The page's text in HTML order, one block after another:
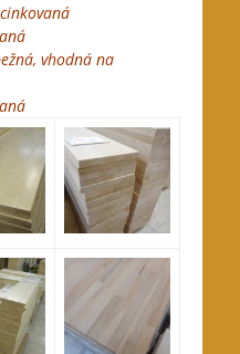
cinkovaná
vhodná na